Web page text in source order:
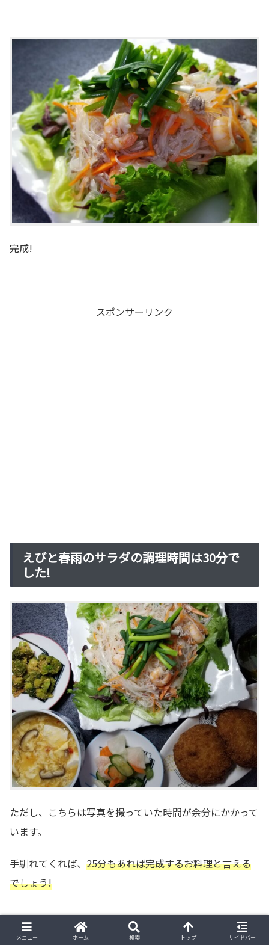
完成!
スポンサーリンク
えびと春雨のサラダの調理時間は30分で
した!
ただし、こちらは写真を撮っていた時間が余分にかかって
います。
手馴れてくれば、 25分もあれば完成するお料理と言える
でしょう!
メニュー ホーム 検索 トップ サイドバー